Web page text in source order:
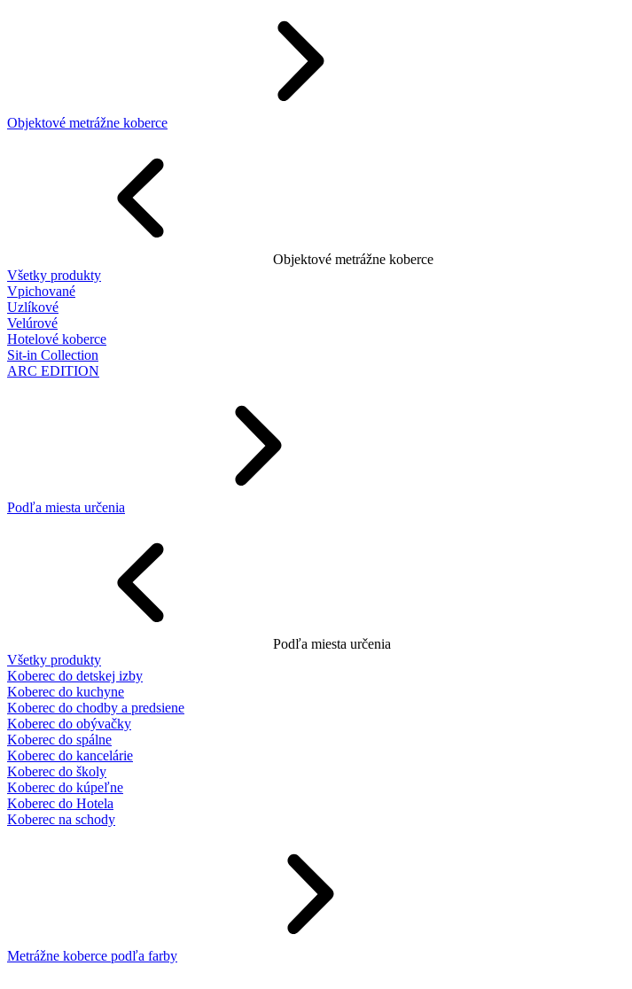
Objektové metrážne koberce
Objektové metrážne koberce
Všetky produkty
Vpichované
Uzlíkové
Velúrové
Hotelové koberce
Sit-in Collection
ARC EDITION
Podľa miesta určenia
Podľa miesta určenia
Všetky produkty
Koberec do detskej izby
Koberec do kuchyne
Koberec do chodby a predsiene
Koberec do obývačky
Koberec do spálne
Koberec do kancelárie
Koberec do školy
Koberec do kúpeľne
Koberec do Hotela
Koberec na schody
Metrážne koberce podľa farby